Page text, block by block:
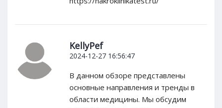
KellyPef
2024-12-27 16:56:47
В данном обзоре представлены
основные направления и тренды в
области медицины. Мы обсудим